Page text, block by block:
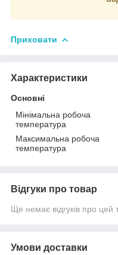
Приховати
Характеристики
Основні
Мінімальна робоча
температура
Максимальна робоча
температура
Відгуки про товар
Ще немає відгуків про цей
Умови доставки